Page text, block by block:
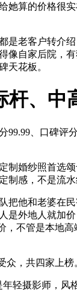
算的价格
老客户转介
自家后院，
天花板。
、中
、口碑评
婚纱照首选
感，不是流
把他和老婆
外地人就
不管是本
，共四家上榜
摄影师，风